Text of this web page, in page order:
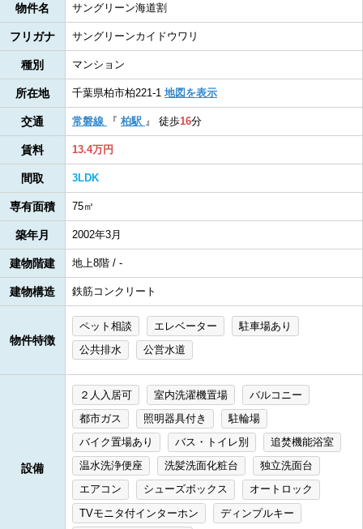
物件名 サングリーン海道割
フリガナ サングリーンカイドウワリ
種別 マンション
所在地 千葉県柏市柏221-1 地図を表示
交通 常磐線 『 柏駅 』 徒歩16分
賃料 13.4万円
間取 3LDK
専有面積 75㎡
築年月 2002年3月
建物階建 地上8階 / -
建物構造 鉄筋コンクリート
物件特徴
ペット相談 エレベーター
駐車場あり
公共排水
公営水道
設備
２人入居可 室内洗濯機置場
バルコニー
都市ガス
照明器具付き
駐輪場
バイク置場あり
バス・トイレ別
追焚機能浴室
温水洗浄便座
洗髪洗面化粧台
独立洗面台
エアコン
シューズボックス
オートロック
TVモニタ付インターホン
ディンプルキー